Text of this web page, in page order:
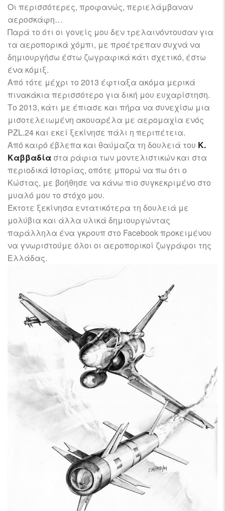
Οι περισσότερες, προφανώς, περιελάμβαναν
αεροσκάφη…
Παρά το ότι οι γονείς μου δεν τρελαινόντουσαν για
τα αεροπορικά χόμπι, με προέτρεπαν συχνά να
δημιουργήσω έστω ζωγραφικά κάτι σχετικό, έστω
ένα κόμιξ.
Από τότε μέχρι το 2013 έφτιαξα ακόμα μερικά
πινακάκια περισσότερο για δική μου ευχαρίστηση.
Το 2013, κάτι με έπιασε και πήρα να συνεχίσω μια
μισοτελειωμένη ακουαρέλα με αερομαχία ενός
PZL.24 και εκεί ξεκίνησε πάλι η περιπέτεια.
Από καιρό έβλεπα και θαύμαζα τη δουλειά του Κ.
Καββαδία στα ράφια των μοντελιστικών και στα
περιοδικά Ιστορίας, οπότε μπορώ να πω ότι ο
Κώστας, με βοήθησε να κάνω πιο συγκεκριμένο στο
μυαλό μου το στόχο μου.
Έκτοτε ξεκίνησα εντατικότερα τη δουλειά με
μολύβια και άλλα υλικά δημιουργώντας
παράλληλα ένα γκρουπ στο Facebook προκειμένου
να γνωριστούμε όλοι οι αεροπορικοί ζωγράφοι της
Ελλάδας.